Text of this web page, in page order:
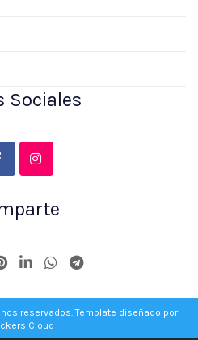
Sociales
reservados. Template diseñado por
Cloud